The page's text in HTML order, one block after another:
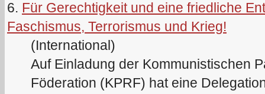
6. Für Gerechtigkeit und eine friedliche
Faschismus, Terrorismus und Krieg!
(International)
Auf Einladung der Kommunistischen
Föderation (KPRF) hat eine